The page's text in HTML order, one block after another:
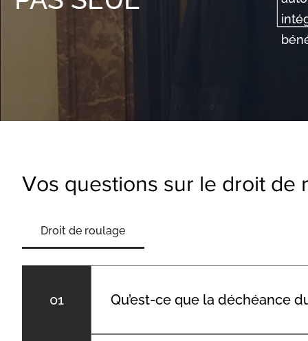
Vos questions sur le droit de
Droit de roulage
01 Qu’est-ce que la déchéance
Il s'agit d'une interdiction prononcée